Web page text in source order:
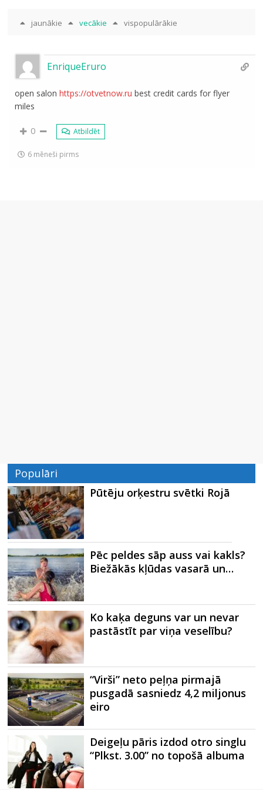
jaunākie vecākie vispopulārākie
EnriqueEruro
open salonhttps://otvetnow.ru best credit cards for flyer
miles
0 Atbildēt
6 mēneši pirms
Populāri
Pūtēju orķestru svētki Rojā
Pēc peldes sāp auss vai kakls?
Biežākās kļūdas vasarā un…
Ko kaķa deguns var un nevar
pastāstīt par viņa veselību?
“Virši” neto peļņa pirmajā
pusgadā sasniedz 4,2 miljonus
eiro
Deigeļu pāris izdod otro singlu
“Plkst. 3.00” no topošā albuma